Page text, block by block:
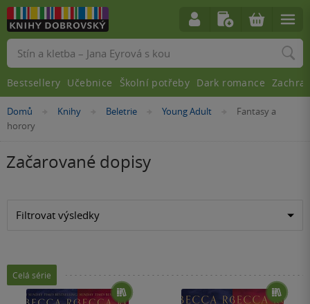
Nacházíte
se
Domů »
Knihy »
Beletrie »
Young Adult »Fantasy a
horory
Začarované dopisy
Filtrovat výsledky
Celá série
Vyhledávání
Bestsellery Učebnice Školní potřeby Dark romance